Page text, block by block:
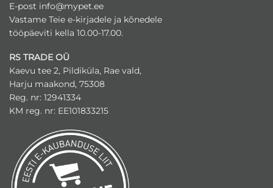
E-post info@mypet.ee
Vastame Teie e-kirjadele ja kõnedele
tööpäeviti kella 10.00-17.00.
RS TRADE OÜ
Kaevu tee 2, Pildiküla, Rae vald,
Harju maakond, 75308
Reg. nr: 12941334
KM reg. nr: EE101833215